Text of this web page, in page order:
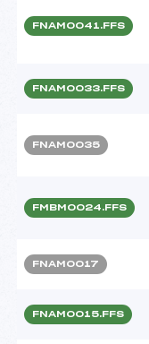
FNAM0041.FFS
FNAM0033.FFS
FNAM0035
FMBM0024.FFS
FNAM0017
FNAM0015.FFS